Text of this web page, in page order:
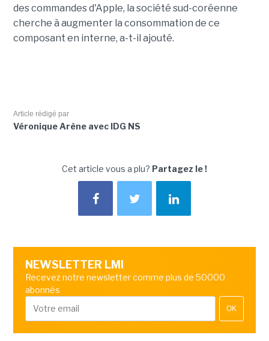
des commandes d'Apple, la société sud-coréenne
cherche à augmenter la consommation de ce
composant en interne, a-t-il ajouté.
Article rédigé par
Véronique Arène avec IDG NS
Cet article vous a plu? Partagez le !
NEWSLETTER LMI
Recevez notre newsletter comme plus de 50000
abonnés
OK